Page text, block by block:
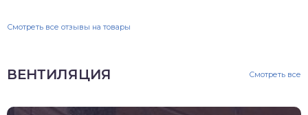
Смотреть все отзывы на товары
ВЕНТИЛЯЦИЯ Смотреть все